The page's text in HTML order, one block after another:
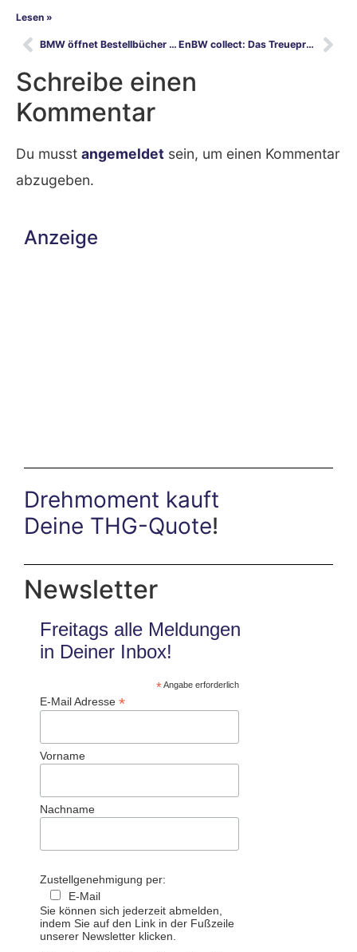
Lesen »
BMW öffnet Bestellbücher für die i3 Limousine früher EnBW collect: Das Treueprogramm für die Ladesäule
Schreibe einen
Kommentar
Du musst angemeldet sein, um einen Kommentar
abzugeben.
Anzeige
Drehmoment kauft
Deine THG-Quote!
Newsletter
Freitags alle Meldungen
in Deiner Inbox!
*Angabe erforderlich
E-Mail Adresse *
Vorname
Nachname
Zustellgenehmigung per:
E-Mail
Sie können sich jederzeit abmelden,
indem Sie auf den Link in der Fußzeile
unserer Newsletter klicken.